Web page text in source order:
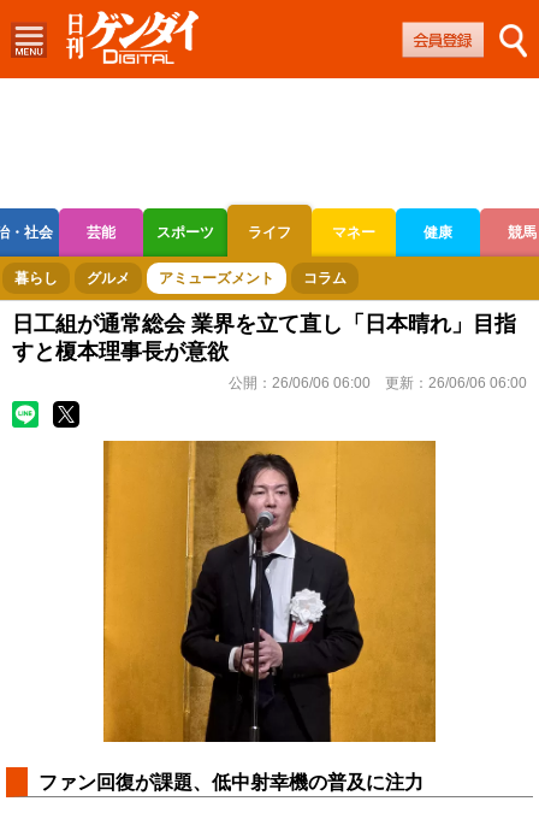
・社会 芸能 スポーツ ライフ マネー 健康 競馬
ボートレース 競輪 オートレース
暮らし グルメ アミューズメント コラム
日工組が通常総会 業界を立て直し「日本晴れ」目指
すと榎本理事長が意欲
公開： 26/06/06 06:00 更新： 26/06/06 06:00
ファン回復が課題、低中射幸機の普及に注力